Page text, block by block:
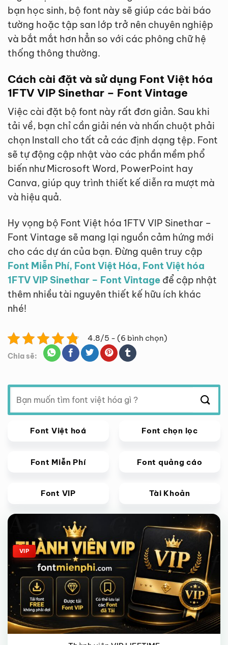
bạn học sinh, bộ font này sẽ giúp các bài báo
tường hoặc tập san lớp trở nên chuyên nghiệp
và bắt mắt hơn hẳn so với các phông chữ hệ
thống thông thường.
Cách cài đặt và sử dụng Font Việt hóa
1FTV VIP Sinethar – Font Vintage
Việc cài đặt bộ font này rất đơn giản. Sau khi
tải về, bạn chỉ cần giải nén và nhấn chuột phải
chọn Install cho tất cả các định dạng tệp. Font
sẽ tự động cập nhật vào các phần mềm phổ
biến như Microsoft Word, PowerPoint hay
Canva, giúp quy trình thiết kế diễn ra mượt mà
và hiệu quả.
Hy vọng bộ Font Việt hóa 1FTV VIP Sinethar –
Font Vintage sẽ mang lại nguồn cảm hứng mới
cho các dự án của bạn. Đừng quên truy cập
Font Miễn Phí, Font Việt Hóa, Font Việt hóa
1FTV VIP Sinethar – Font Vintage để cập nhật
thêm nhiều tài nguyên thiết kế hữu ích khác
nhé!
4.8/5 - (6 bình chọn)
Chia sẽ:
Tìm
kiếm:
Font Việt hoá Font chọn lọc
Font Miễn Phí Font quảng cáo
Font VIP Tài Khoản
Giảm giá!
VIP